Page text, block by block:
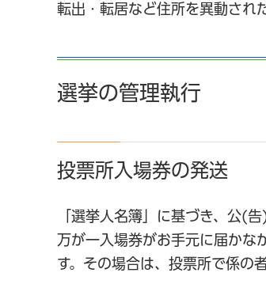
転出・転居など住所を異動され
選挙の管理執行
投票所入場券の発送
「選挙人名簿」に基づき、公(
万が一入場券がお手元に届かな
す。その場合は、投票所で係の